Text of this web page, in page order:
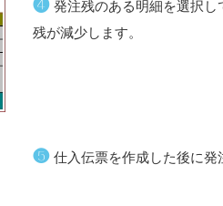
発注残のある明細を選択
残が減少します。
❺ 仕入伝票を作成した後に発